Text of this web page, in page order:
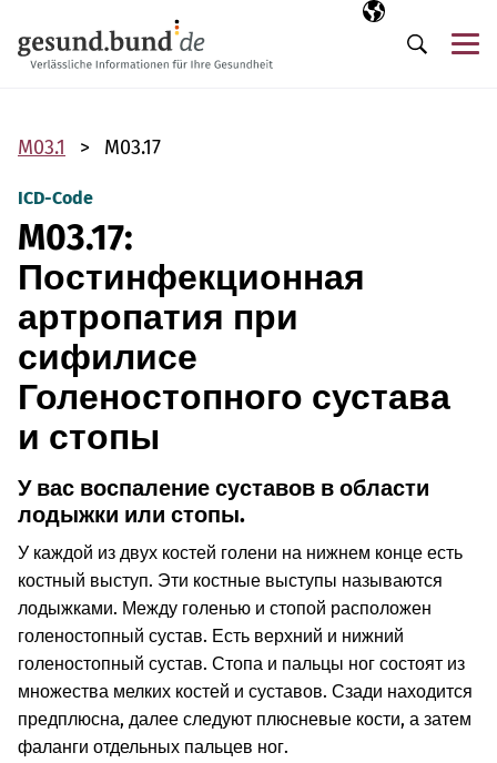
Выбранный
RU
Поиск
M03.1 M03.17
ICD-Code
M03.17:
Постинфекционная
артропатия при
сифилисе
Голеностопного сустава
и стопы
У вас воспаление суставов в области
лодыжки или стопы.
У каждой из двух костей голени на нижнем конце есть
костный выступ. Эти костные выступы называются
лодыжками. Между голенью и стопой расположен
голеностопный сустав. Есть верхний и нижний
голеностопный сустав. Стопа и пальцы ног состоят из
множества мелких костей и суставов. Сзади находится
предплюсна, далее следуют плюсневые кости, а затем
фаланги отдельных пальцев ног.